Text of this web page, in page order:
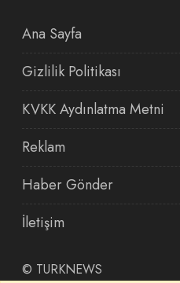
Ana Sayfa
Gizlilik Politikası
KVKK Aydınlatma Metni
Reklam
Haber Gönder
İletişim
© TURKNEWS